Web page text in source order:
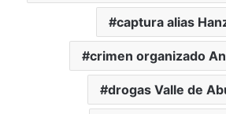
captura alias
crimen organizado
drogas Valle de